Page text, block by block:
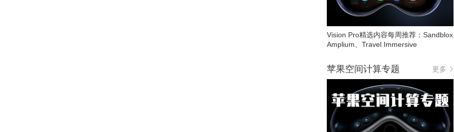
Vision Pro精选内容每周推荐：
Amplium、Travel Immersive
苹果空间计算专题 更多